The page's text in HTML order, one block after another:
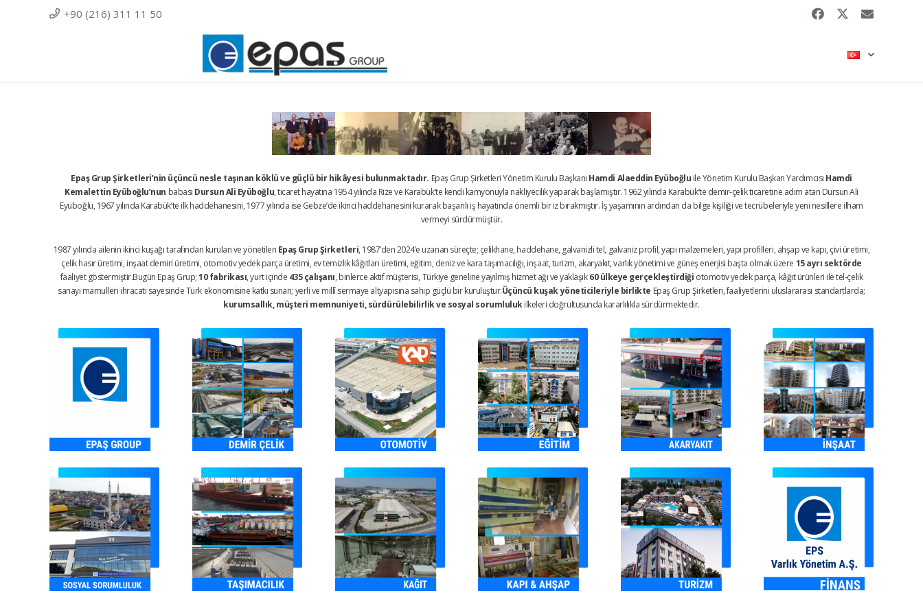
+90 (216) 311 11 50
Epaş Grup Şirketleri’nin üçüncü nesle taşınan köklü ve güçlü bir hikâyesi bulunmaktadır. Epaş Grup Şirketleri Yönetim Kurulu Başkanı Hamdi Alaeddin Eyüboğlu ile Yönetim Kurulu Başkan Yardımcısı Hamdi
Kemalettin Eyüboğlu’nun babası Dursun Ali Eyüboğlu, ticaret hayatına 1954 yılında Rize ve Karabük’te kendi kamyonuyla nakliyecilik yaparak başlamıştır. 1962 yılında Karabük’te demir-çelik ticaretine adım atan Dursun Ali
Eyüboğlu, 1967 yılında Karabük’te ilk haddehanesini, 1977 yılında ise Gebze’de ikinci haddehanesini kurarak başarılı iş hayatında önemli bir iz bırakmıştır. İş yaşamının ardından da bilge kişiliği ve tecrübeleriyle yeni nesillere ilham
vermeyi sürdürmüştür.
1987 yılında ailenin ikinci kuşağı tarafından kurulan ve yönetilen Epaş Grup Şirketleri, 1987’den 2024’e uzanan süreçte; çelikhane, haddehane, galvanizli tel, galvaniz profil, yapı malzemeleri, yapı profilleri, ahşap ve kapı, çivi üretimi,
çelik hasır üretimi, inşaat demiri üretimi, otomotiv yedek parça üretimi, ev temizlik kâğıtları üretimi, eğitim, deniz ve kara taşımacılığı, inşaat, turizm, akaryakıt, varlık yönetimi ve güneş enerjisi başta olmak üzere 15 ayrı sektörde
faaliyet göstermiştir.Bugün Epaş Grup;10 fabrikası, yurt içinde 435 çalışanı, binlerce aktif müşterisi, Türkiye geneline yayılmış hizmet ağı ve yaklaşık60 ülkeye gerçekleştirdiği otomotiv yedek parça, kâğıt ürünleri ile tel-çelik
sanayi mamulleri ihracatı sayesinde Türk ekonomisine katkı sunan; yerli ve millî sermaye altyapısına sahip güçlü bir kuruluştur.Üçüncü kuşak yöneticileriyle birlikte Epaş Grup Şirketleri, faaliyetlerini uluslararası standartlarda;
kurumsallık, müşteri memnuniyeti, sürdürülebilirlik ve sosyal sorumlulukilkeleri doğrultusunda kararlılıkla sürdürmektedir.